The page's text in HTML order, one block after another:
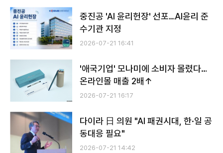
중진공 'AI 윤리헌장' 선포…AI윤리 준
수기관 지정
2026-07-21 16:41
'애국기업' 모나미에 소비자 몰렸다…
온라인몰 매출 2배↑
2026-07-21 16:17
다이라 日 의원 "AI 패권시대, 한·일 공
동대응 필요"
2026-07-21 14:42